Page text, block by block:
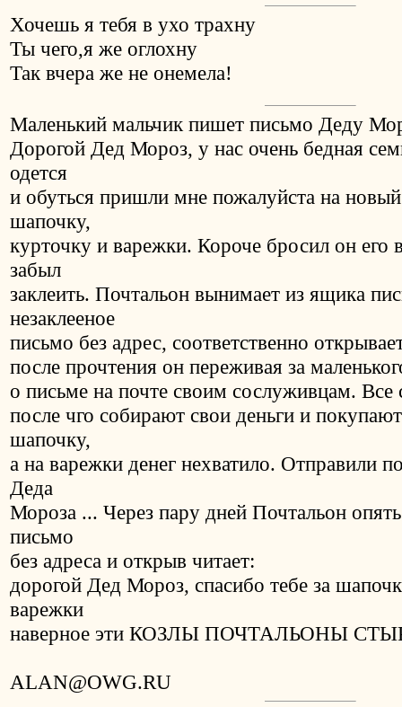
Хочешь я тебя в ухо трахну
Ты чего,я же оглохну
Так вчера же не онемела!
Маленький мальчик пишет письмо Деду
Дорогой Дед Мороз, у нас очень бедная
одется
и обуться пришли мне пожалуйста на
шапочку,
курточку и варежки. Короче бросил он
забыл
заклеить. Почтальон вынимает из ящика
незаклееное
письмо без адрес, соответственно
после прочтения он переживая за
о письме на почте своим сослуживцам. Все
после чго собирают свои деньги и
шапочку,
а на варежки денег нехватило. Отправили
Деда
Мороза ... Через пару дней Почтальон
письмо
без адреса и открыв читает:
дорогой Дед Мороз, спасибо тебе за
варежки
наверное эти КОЗЛЫ ПОЧТАЛЬОНЫ
ALAN@OWG.RU